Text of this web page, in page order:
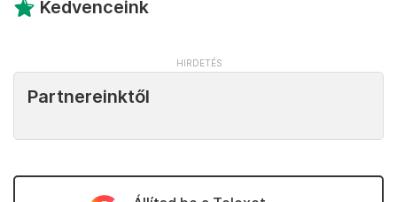
Kedvenceink
Partnereinktől